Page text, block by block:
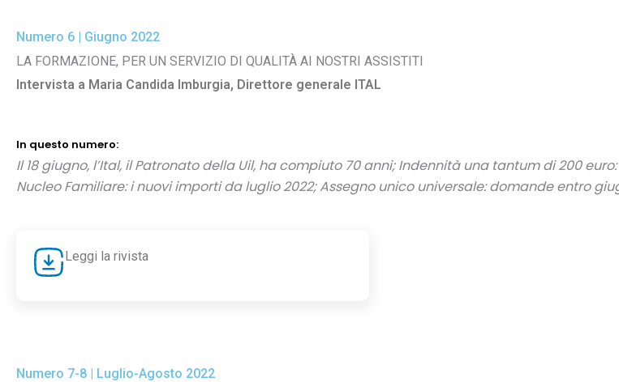
Numero 6 | Giugno 2022
LA FORMAZIONE, PER UN SERVIZIO DI QUALITÀ AI NOSTRI ASSISTITI
Intervista a Maria Candida Imburgia, Direttore generale ITAL
In questo numero:
Il 18 giugno, l’Ital, il Patronato della Uil, ha compiuto 70 anni; Indennità una tantum di 200
Nucleo Familiare: i nuovi importi da luglio 2022;Assegno unico universale: domande entro
Leggi la rivista
Numero 7-8 | Luglio-Agosto 2022